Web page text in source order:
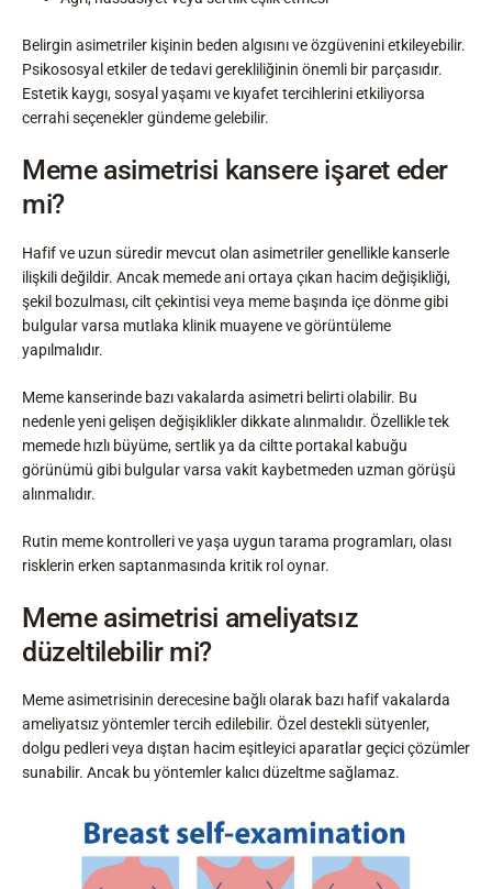
Belirgin asimetriler kişinin beden algısını ve özgüvenini etkileyebilir.
Psikososyal etkiler de tedavi gerekliliğinin önemli bir parçasıdır.
Estetik kaygı, sosyal yaşamı ve kıyafet tercihlerini etkiliyorsa
cerrahi seçenekler gündeme gelebilir.
Meme asimetrisi kansere işaret eder
mi?
Hafif ve uzun süredir mevcut olan asimetriler genellikle kanserle
ilişkili değildir. Ancak memede ani ortaya çıkan hacim değişikliği,
şekil bozulması, cilt çekintisi veya meme başında içe dönme gibi
bulgular varsa mutlaka klinik muayene ve görüntüleme
yapılmalıdır.
Meme kanserinde bazı vakalarda asimetri belirti olabilir. Bu
nedenle yeni gelişen değişiklikler dikkate alınmalıdır. Özellikle tek
memede hızlı büyüme, sertlik ya da ciltte portakal kabuğu
görünümü gibi bulgular varsa vakit kaybetmeden uzman görüşü
alınmalıdır.
Rutin meme kontrolleri ve yaşa uygun tarama programları, olası
risklerin erken saptanmasında kritik rol oynar.
Meme asimetrisi ameliyatsız
düzeltilebilir mi?
Meme asimetrisinin derecesine bağlı olarak bazı hafif vakalarda
ameliyatsız yöntemler tercih edilebilir. Özel destekli sütyenler,
dolgu pedleri veya dıştan hacim eşitleyici aparatlar geçici çözümler
sunabilir. Ancak bu yöntemler kalıcı düzeltme sağlamaz.